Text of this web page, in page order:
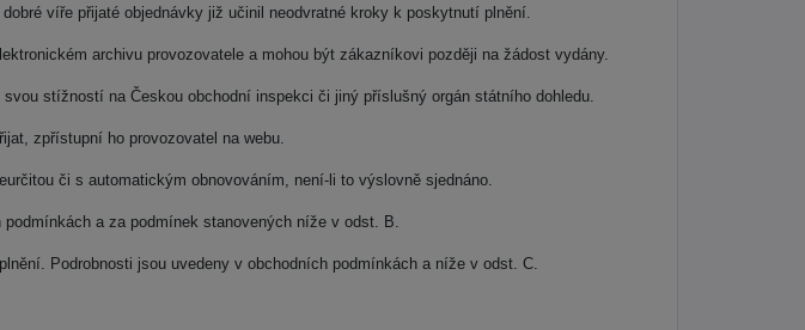
víře přijaté objednávky již učinil neodvratné kroky k poskytnutí plnění.
archivu provozovatele a mohou být zákazníkovi později na žádost vydány.
stížností na Českou obchodní inspekci či jiný příslušný orgán státního dohledu.
zpřístupní ho provozovatel na webu.
či s automatickým obnovováním, není-li to výslovně sjednáno.
a za podmínek stanovených níže v odst. B.
Podrobnosti jsou uvedeny v obchodních podmínkách a níže v odst. C.